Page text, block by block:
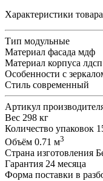
Характеристики товара
Тип модульные
Материал фасада мдф
Материал корпуса лдсп
Особенности с
Стиль современный
Артикул
Вес 298 кг
Количество упаковок
Объём 0.71 м3
Страна изготовления
Гарантия 24 месяца
Форма поставки в